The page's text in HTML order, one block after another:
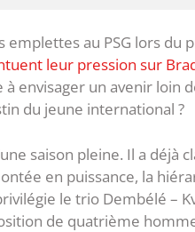
au PSG lors du
leur pression sur
envisager un avenir loin
du jeune international ?
saison pleine. Il a déjà
en puissance, la
le trio Dembélé –
de quatrième